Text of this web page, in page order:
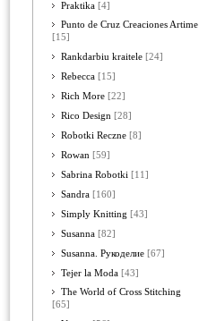
Praktika [4]
Punto de Cruz Creaciones Artime
[15]
Rankdarbiu kraitele [24]
Rebecca [15]
Rich More [22]
Rico Design [28]
Robotki Reczne [8]
Rowan [59]
Sabrina Robotki [11]
Sandra [160]
Simply Knitting [43]
Susanna [82]
Susanna. Рукоделие [67]
Tejer la Moda [43]
The World of Cross Stitching
[65]